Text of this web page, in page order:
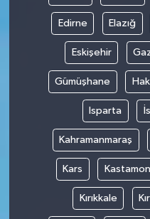
Edirne Elazığ
Eskişehir
Gümüşhane
Isparta
Kahramanmaraş
Kars
Kırıkkale